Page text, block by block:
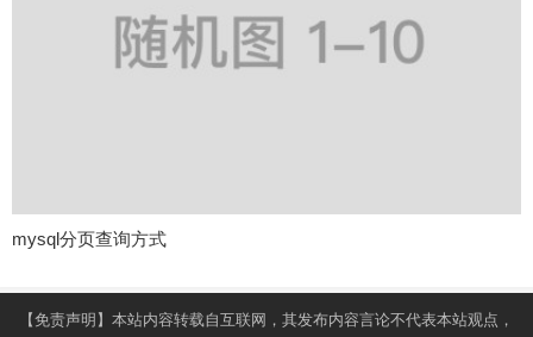
mysql分页查询方式
【免责声明】本站内容转载自互联网，其发布内容言论不代表本站观点，